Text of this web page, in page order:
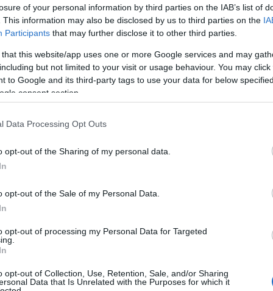
of your personal information by third parties on the IAB’s list of
This information may also be disclosed by us to third parties on the
Participants that may further disclose it to other third parties.
that this website/app uses one or more Google services and may
but not limited to your visit or usage behaviour. You may
to Google and its third-party tags to use your data for below
consent section.
Data Processing Opt Outs
opt-out of the Sharing of my personal data.
opt-out of the Sale of my Personal Data.
opt-out of processing my Personal Data for Targeted
opt-out of Collection, Use, Retention, Sale, and/or Sharing
Data that Is Unrelated with the Purposes for which it
orvos akartam lenni” – kezdi történetét
alatt sokakat nyomaszt a kérdés, hogy
volt kétségem: tudtam, hogy az orvosi
Nem volt bennem pályaorientációs
egészen más terveket dédelgetett: „
azt mondta, először végezzem el az
félretéve, hamar rájöttem, hogy a gyógyítás
se bántam meg, hogy ezt az utat
világa.
Hamar felismerték, hogy
és le nyűgöző szépségeket.
hihetetlenül feszültek, testileg és lelkileg is
ez az egész átcsap az egyik legboldogabb